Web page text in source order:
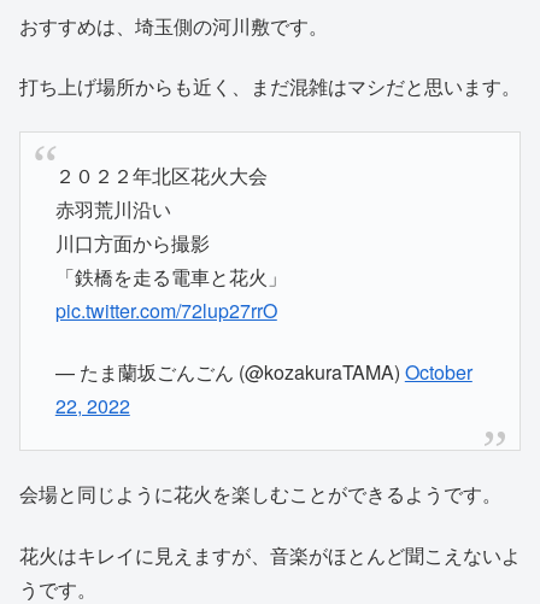
おすすめは、埼玉側の河川敷です。
打ち上げ場所からも近く、まだ混雑はマシだと思います。
２０２２年北区花火大会
赤羽荒川沿い
川口方面から撮影
「鉄橋を走る電車と花火」
pic.twitter.com/72lup27rrO
— たま蘭坂ごんごん (@kozakuraTAMA) October
22, 2022
会場と同じように花火を楽しむことができるようです。
花火はキレイに見えますが、音楽がほとんど聞こえないよ
うです。